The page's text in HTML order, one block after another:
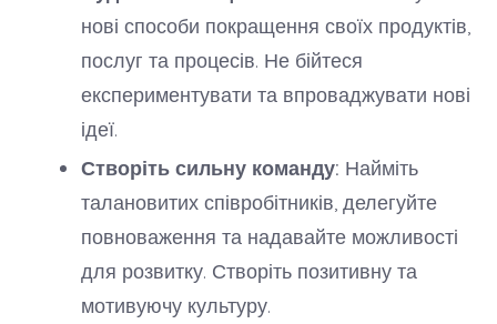
нові способи покращення своїх продуктів,
послуг та процесів. Не бійтеся
експериментувати та впроваджувати нові
ідеї.
Створіть сильну команду: Найміть
талановитих співробітників, делегуйте
повноваження та надавайте можливості
для розвитку. Створіть позитивну та
мотивуючу культуру.